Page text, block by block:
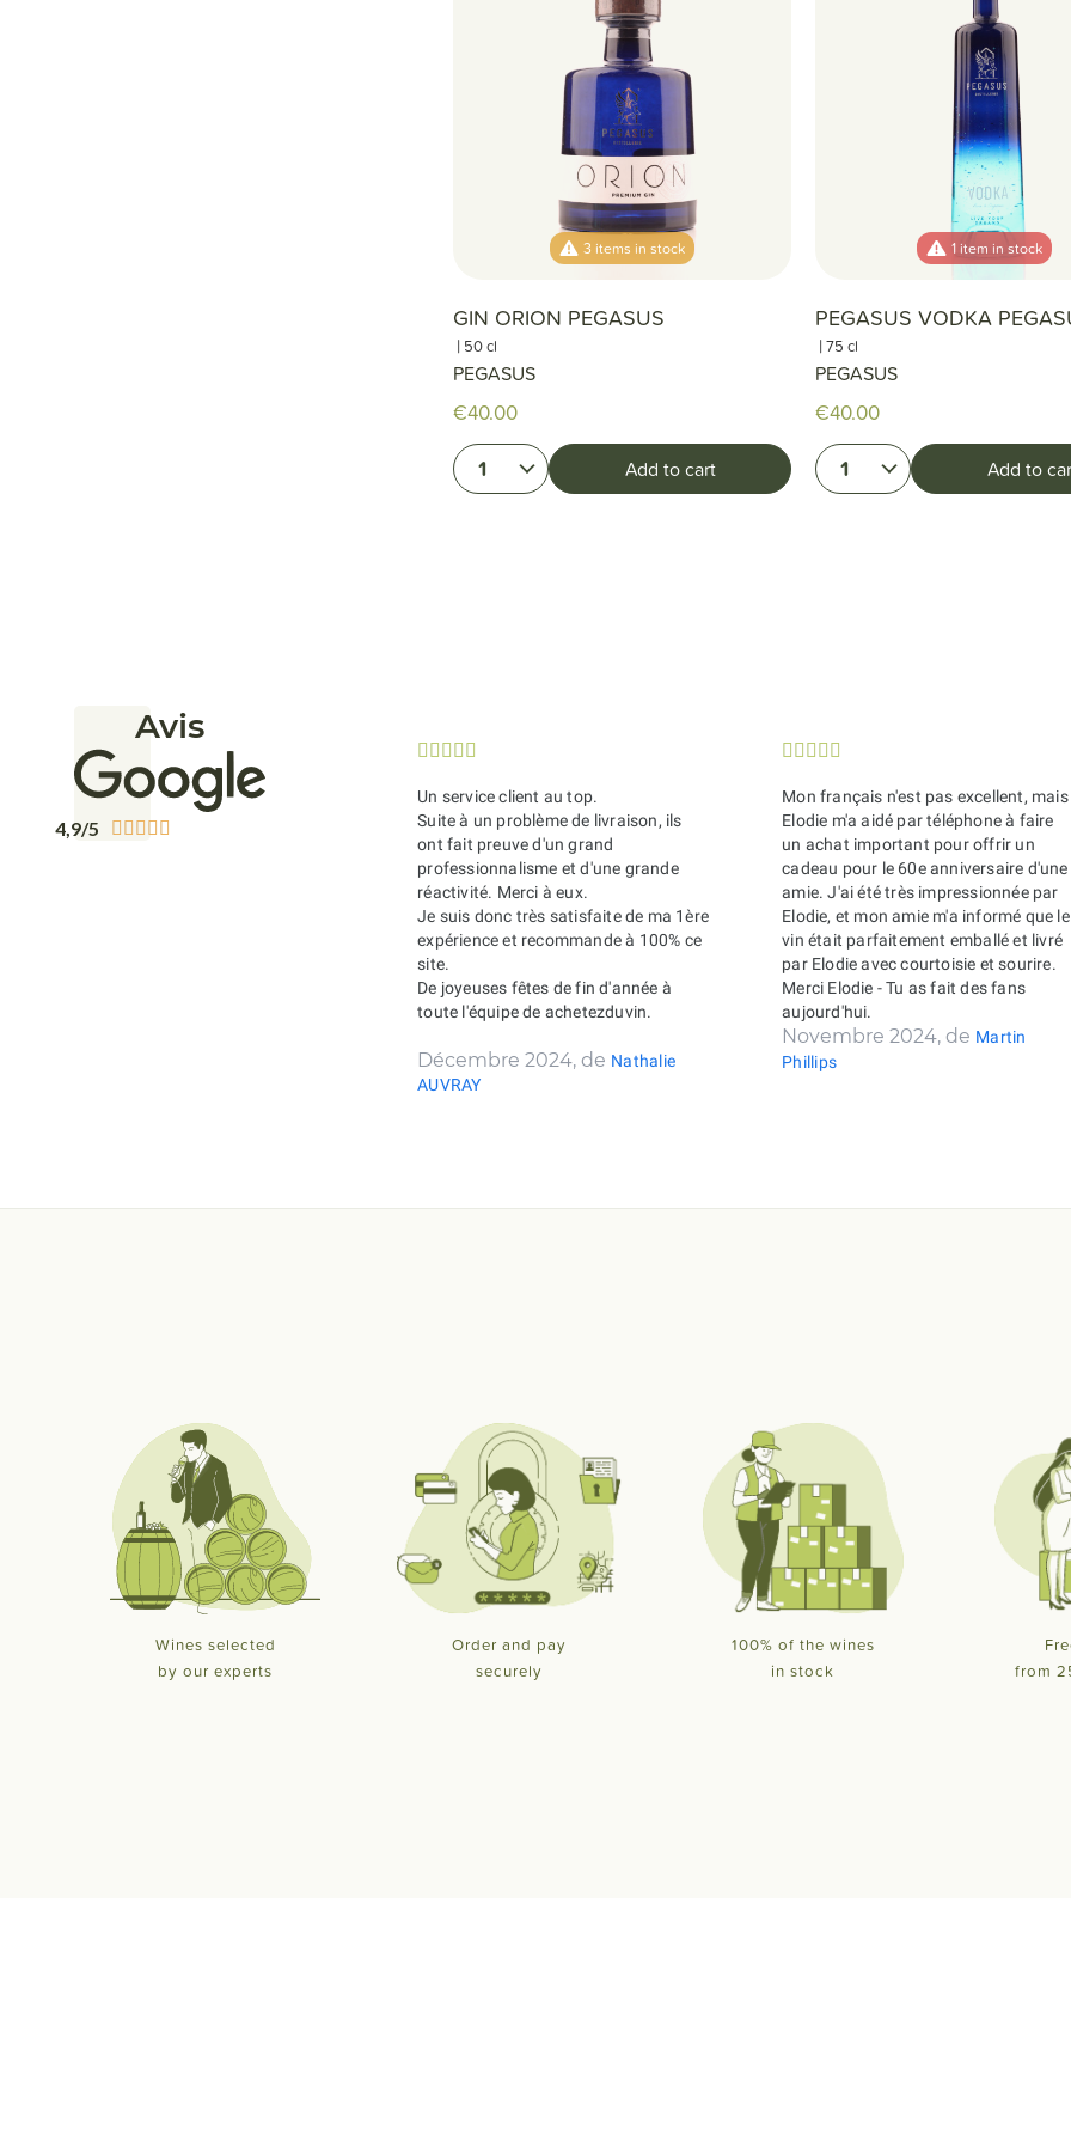
3 items in stock
GIN ORION PEGASUS
| 50 cl
PEGASUS
€40.00
1 Add to cart
1 item in stock
PEGASUS VODKA
|75 cl
PEGASUS
€40.00
1 Add to
Avis
4,9/5     
    
Un service client au top.
Suite à un problème de livraison, ils
ont fait preuve d'un grand
professionnalisme et d'une grande
réactivité. Merci à eux.
Je suis donc très satisfaite de ma 1ère
expérience et recommande à 100% ce
site.
De joyeuses fêtes de fin d'année à
toute l'équipe de achetezduvin.
Décembre 2024, de Nathalie
AUVRAY
    
Mon français n'est pas excellent, mais
Elodie m'a aidé par téléphone à faire
un achat important pour offrir un
cadeau pour le 60e anniversaire d'une
amie. J'ai été très impressionnée par
Elodie, et mon amie m'a informé que le
vin était parfaitement emballé et livré
par Elodie avec courtoisie et sourire.
Merci Elodie - Tu as fait des fans
aujourd'hui.
Novembre 2024, de Martin
Phillips
Wines selected
by our experts
Order and pay
securely
100% of the wines
in stock
from